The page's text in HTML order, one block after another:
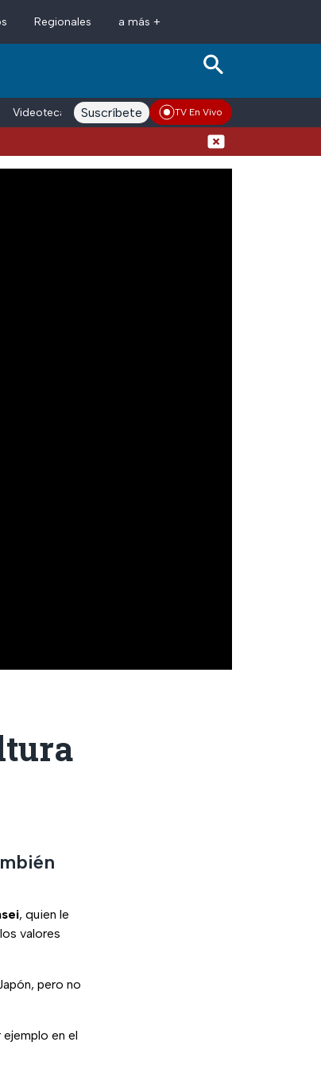
Regionales a más +
Videoteca Conductores Voces adn Noticias
Suscríbete TV En Vivo
, quien le
valores
pero no
ejemplo en el